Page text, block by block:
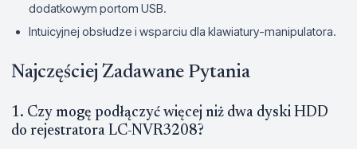
dodatkowym portom USB.
Intuicyjnej obsłudze i wsparciu dla klawiatury-manipulatora.
Najczęściej Zadawane Pytania
1. Czy mogę podłączyć więcej niż dwa dyski HDD
do rejestratora LC-NVR3208?